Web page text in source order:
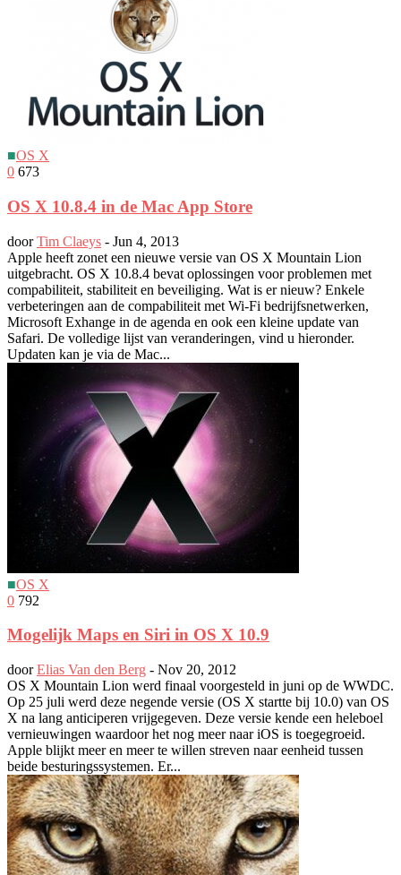
■OS X
0 673
OS X 10.8.4 in de Mac App Store
doorTim Claeys - Jun 4, 2013
Apple heeft zonet een nieuwe versie van OS X Mountain Lion
uitgebracht. OS X 10.8.4 bevat oplossingen voor problemen met
compabiliteit, stabiliteit en beveiliging. Wat is er nieuw? Enkele
verbeteringen aan de compabiliteit met Wi-Fi bedrijfsnetwerken,
Microsoft Exhange in de agenda en ook een kleine update van
Safari. De volledige lijst van veranderingen, vind u hieronder.
Updaten kan je via de Mac...
■OS X
0 792
Mogelijk Maps en Siri in OS X 10.9
doorElias Van den Berg - Nov 20, 2012
OS X Mountain Lion werd finaal voorgesteld in juni op de WWDC.
Op 25 juli werd deze negende versie (OS X startte bij 10.0) van OS
X na lang anticiperen vrijgegeven. Deze versie kende een heleboel
vernieuwingen waardoor het nog meer naar iOS is toegegroeid.
Apple blijkt meer en meer te willen streven naar eenheid tussen
beide besturingssystemen. Er...